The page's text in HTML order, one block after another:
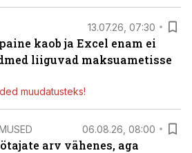
13.07.26, 07:30
kaob ja Excel enam ei
liiguvad maksuametisse
muudatusteks!
06.08.26, 08:00
arv vähenes, aga